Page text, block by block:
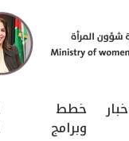
خطط
وبرامج